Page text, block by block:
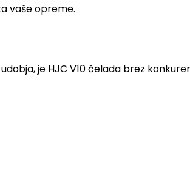
vaše opreme.
je HJC V10 čelada brez